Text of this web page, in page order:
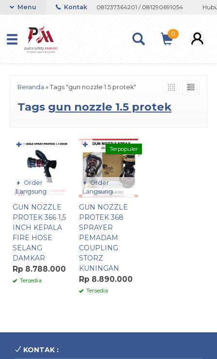
Whatsapp 082133767508 / 081237364201 / 081290691054
Menu Kontak
0
Beranda » Tags "gun nozzle 1.5 protek"
Tags gun nozzle 1.5 protek
Order
Langsung
GUN NOZZLE
PROTEK 366 1,5
INCH KEPALA
FIRE HOSE
SELANG
DAMKAR
Rp 8.788.000
Tersedia
✚
Order
Langsung
Terpopuler
GUN NOZZLE
PROTEK 368
SPRAYER
PEMADAM
COUPLING
STORZ
KUNINGAN
Rp 8.890.000
Tersedia
✚
KONTAK :